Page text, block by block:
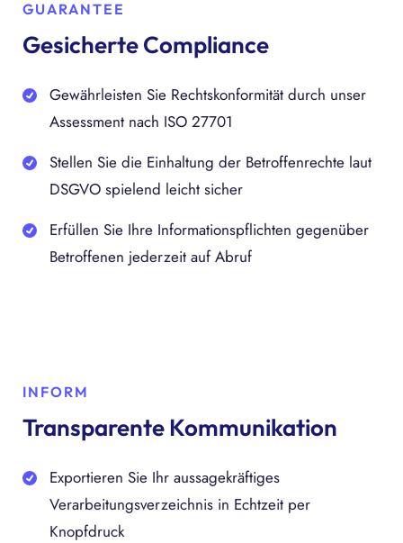
GUARANTEE
Gesicherte Compliance
Gewährleisten Sie Rechtskonformität durch unser
Assessment nach ISO 27701
Stellen Sie die Einhaltung der Betroffenrechte laut
DSGVO spielend leicht sicher
Erfüllen Sie Ihre Informationspflichten gegenüber
Betroffenen jederzeit auf Abruf
INFORM
Transparente Kommunikation
Exportieren Sie Ihr aussagekräftiges
Verarbeitungsverzeichnis in Echtzeit per
Knopfdruck